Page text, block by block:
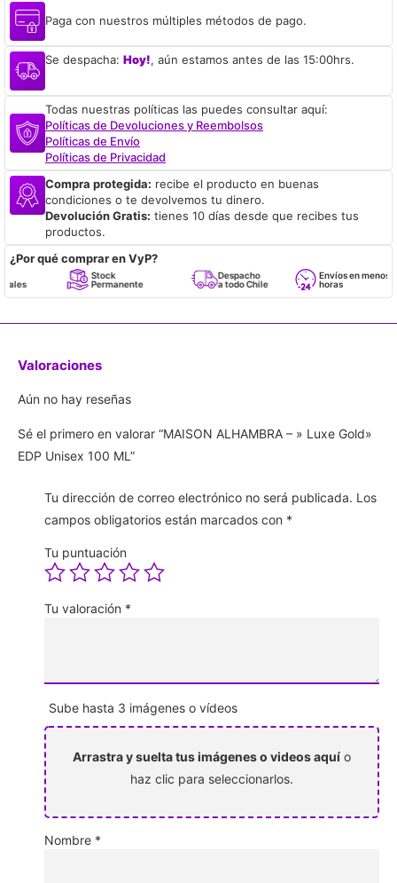
Paga con nuestros múltiples métodos de pago.
Se despacha: Hoy!, aún estamos antes de las 15:00hrs.
Todas nuestras políticas las puedes consultar aquí:
Políticas de Devoluciones y Reembolsos
Políticas de Envío
Políticas de Privacidad
Compra protegida: recibe el producto en buenas
condiciones o te devolvemos tu dinero.
Devolución Gratis: tienes 10 días desde que recibes tus
productos.
¿Por qué comprar en VyP?
Stock
Permanente
Despacho
a todo Chile
Envíos en menos de 24
horas
Valoraciones
Aún no hay reseñas
Sé el primero en valorar “MAISON ALHAMBRA – » Luxe Gold»
EDP Unisex 100 ML”
Tu dirección de correo electrónico no será publicada. Los
campos obligatorios están marcados con *
Tu puntuación
Tu valoración *
Sube hasta 3 imágenes o vídeos
Arrastra y suelta tus imágenes o videos aquí o
haz clic para seleccionarlos.
Nombre *